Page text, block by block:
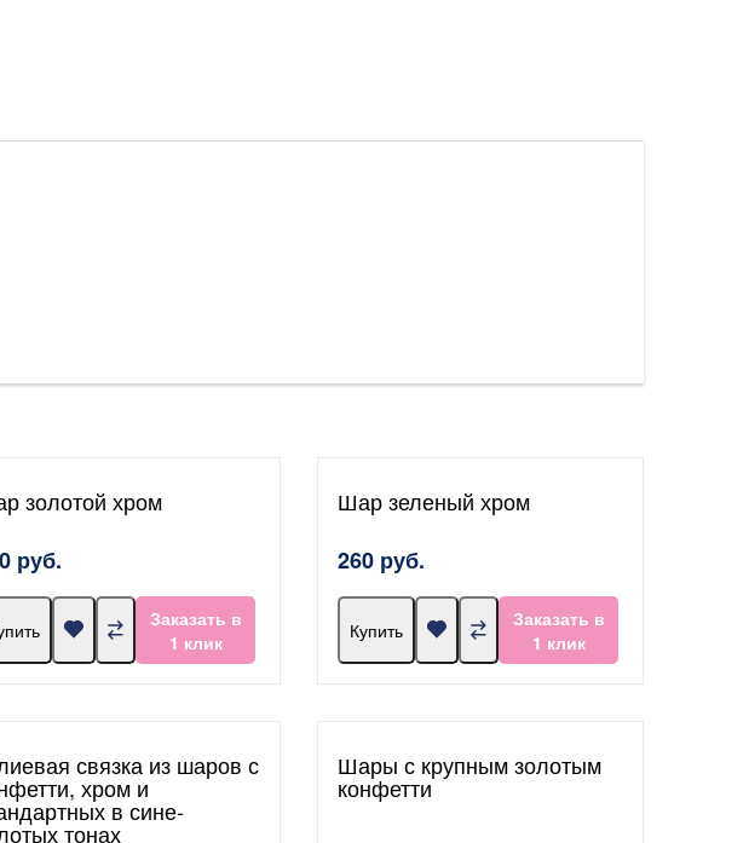
золотой хром
руб.
Заказать в
1 клик
Шар зеленый хром
260 руб.
Купить
Заказать в
1 клик
связка из шаров с
хром и
в сине-
тонах
Шары с крупным золотым
конфетти